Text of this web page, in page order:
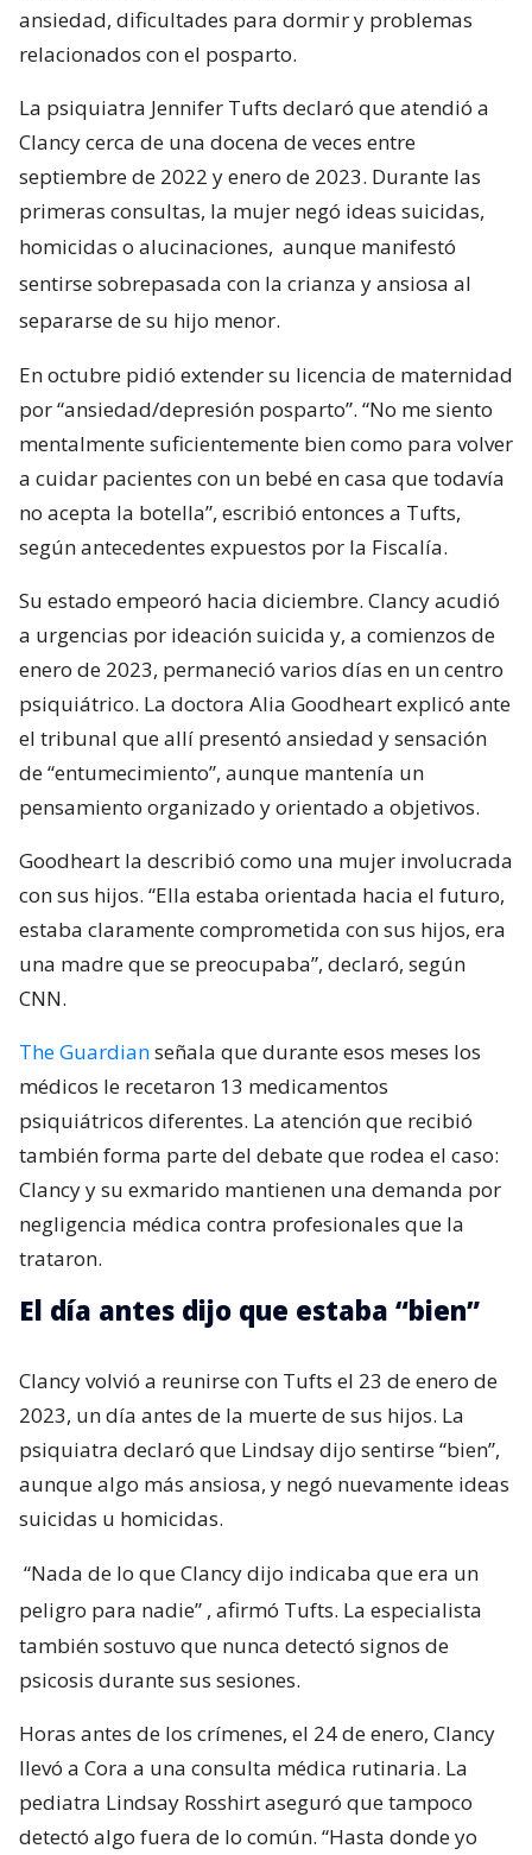
ansiedad, dificultades para dormir y problemas
relacionados con el posparto.
La psiquiatra Jennifer Tufts declaró que atendió a
Clancy cerca de una docena de veces entre
septiembre de 2022 y enero de 2023. Durante las
primeras consultas, la mujer negó ideas suicidas,
homicidas o alucinaciones, aunque manifestó
sentirse sobrepasada con la crianza y ansiosa al
separarse de su hijo menor.
En octubre pidió extender su licencia de maternidad
por “ansiedad/depresión posparto”. “No me siento
mentalmente suficientemente bien como para volver
a cuidar pacientes con un bebé en casa que todavía
no acepta la botella”, escribió entonces a Tufts,
según antecedentes expuestos por la Fiscalía.
Su estado empeoró hacia diciembre. Clancy acudió
a urgencias por ideación suicida y, a comienzos de
enero de 2023, permaneció varios días en un centro
psiquiátrico. La doctora Alia Goodheart explicó ante
el tribunal que allí presentó ansiedad y sensación
de “entumecimiento”, aunque mantenía un
pensamiento organizado y orientado a objetivos.
Goodheart la describió como una mujer involucrada
con sus hijos. “Ella estaba orientada hacia el futuro,
estaba claramente comprometida con sus hijos, era
una madre que se preocupaba”, declaró, según
CNN.
The Guardianseñala que durante esos meses los
médicos le recetaron 13 medicamentos
psiquiátricos diferentes. La atención que recibió
también forma parte del debate que rodea el caso:
Clancy y su exmarido mantienen una demanda por
negligencia médica contra profesionales que la
trataron.
El día antes dijo que estaba “bien”
Clancy volvió a reunirse con Tufts el 23 de enero de
2023, un día antes de la muerte de sus hijos. La
psiquiatra declaró que Lindsay dijo sentirse “bien”,
aunque algo más ansiosa, y negó nuevamente ideas
suicidas u homicidas.
“Nada de lo que Clancy dijo indicaba que era un
peligro para nadie” , afirmó Tufts. La especialista
también sostuvo que nunca detectó signos de
psicosis durante sus sesiones.
Horas antes de los crímenes, el 24 de enero, Clancy
llevó a Cora a una consulta médica rutinaria. La
pediatra Lindsay Rosshirt aseguró que tampoco
detectó algo fuera de lo común. “Hasta donde yo